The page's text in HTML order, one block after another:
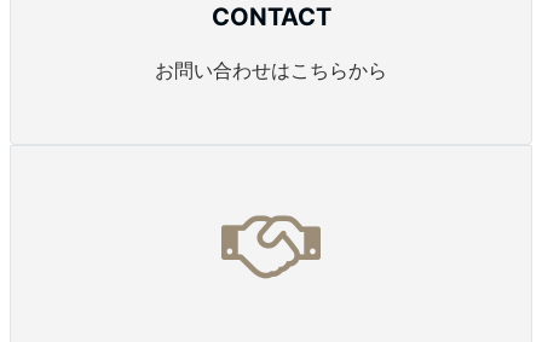
CONTACT
お問い合わせはこちらから